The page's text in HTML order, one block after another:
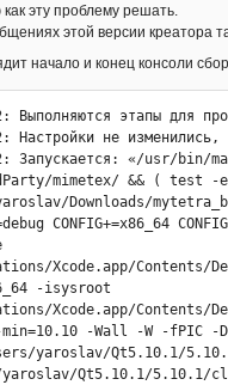
выполнения этапа «Сборка»
эту проблему решать.
этой версии креатора
начало и конец консоли
Выполняются этапы для
Настройки не изменились,
Запускается: «/usr/bin/
mimetex/ && ( test -
Downloads/
CONFIG+=x86_64
Xcode.app/Contents/
-isysroot
Xcode.app/Contents/
-Wall -W -fPIC -
yaroslav/Qt5.10.1/
Qt5.10.1/5.10.1/